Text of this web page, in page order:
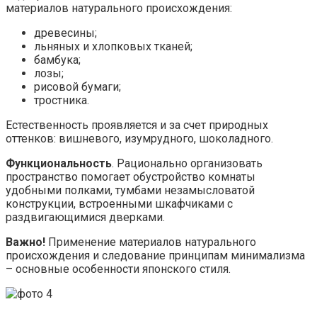
материалов натурального происхождения:
древесины;
льняных и хлопковых тканей;
бамбука;
лозы;
рисовой бумаги;
тростника.
Естественность проявляется и за счет природных
оттенков: вишневого, изумрудного, шоколадного.
Функциональность. Рационально организовать
пространство помогает обустройство комнаты
удобными полками, тумбами незамысловатой
конструкции, встроенными шкафчиками с
раздвигающимися дверками.
Важно! Применение материалов натурального
происхождения и следование принципам минимализма
– основные особенности японского стиля.